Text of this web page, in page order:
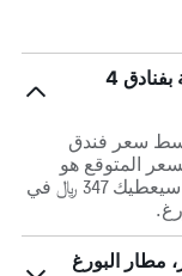
هل الأسعار في هوتل فونيكس قابلة للمقارنة بفنادق 4
​​سعر فندق
المتوقع هو
543 ﷼ في الليلة في ألبورغ. هوتل فونيكس سيعطيك 347 ﷼ في
البورغ